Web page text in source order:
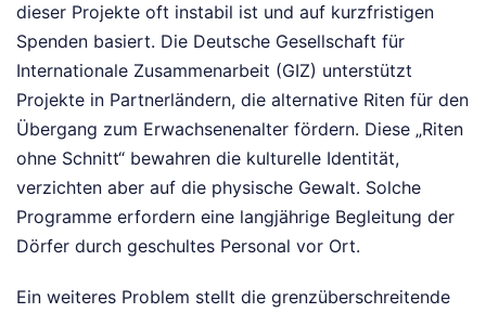
dieser Projekte oft instabil ist und auf kurzfristigen
Spenden basiert. Die Deutsche Gesellschaft für
Internationale Zusammenarbeit (GIZ) unterstützt
Projekte in Partnerländern, die alternative Riten für den
Übergang zum Erwachsenenalter fördern. Diese „Riten
ohne Schnitt“ bewahren die kulturelle Identität,
verzichten aber auf die physische Gewalt. Solche
Programme erfordern eine langjährige Begleitung der
Dörfer durch geschultes Personal vor Ort.
Ein weiteres Problem stellt die grenzüberschreitende